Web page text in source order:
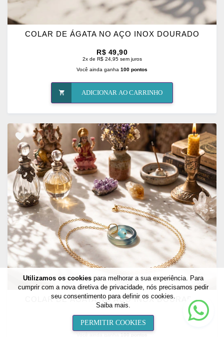
Utilizamos os cookies para melhorar a sua experiência. Para
cumprir com a nova diretiva de privacidade, nós precisamos pedir
seu consentimento para definir os cookies.
Saiba mais.
PERMITIR COOKIES
COLAR DE ÁGATA NO AÇO INOX DOURADO
R$ 49,90
2x de R$ 24,95 sem juros
Você ainda ganha 100 pontos
ADICIONAR AO CARRINHO
ADICIONAR
OS
FAVORITOS
COLAR DE ÁGATA NO AÇO INOX DOURADO
R$ 49,90
2x de R$ 24,95 sem juros
Você ainda ganha